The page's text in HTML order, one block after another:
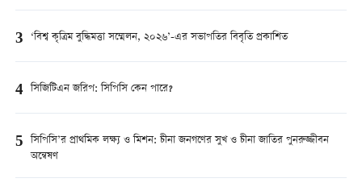
3 ‘বিশ্ব কৃত্রিম বুদ্ধিমত্তা সম্মেলন, ২০২৬’-এর সভাপতির বিবৃতি প্রকাশিত
4 সিজিটিএন জরিপ: সিপিসি কেন পারে?
5 সিপিসি’র প্রাথমিক লক্ষ্য ও মিশন: চীনা জনগণের সুখ ও চীনা জাতির পুনরুজ্জীবন
অন্বেষণ